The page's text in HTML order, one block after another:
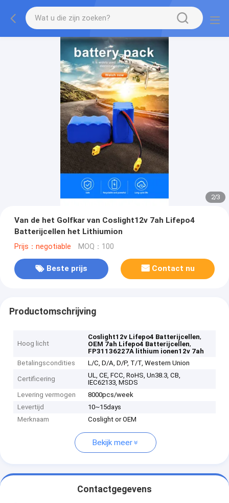
2/3
Van de het Golfkar van Coslight12v 7ah Lifepo4
Batterijcellen het Lithiumion
Prijs：negotiable MOQ：100
Beste prijs Contact nu
Productomschrijving
Hoog licht
Coslight12v Lifepo4 Batterijcellen,
OEM 7ah Lifepo4 Batterijcellen,
FP31136227A lithium ionen12v 7ah
Betalingscondities
L/C, D/A, D/P, T/T, Western Union
Certificering
UL, CE, FCC, RoHS, Un38.3, CB,
IEC62133, MSDS
Levering vermogen
8000pcs/week
Levertijd
10~15days
Merknaam
Coslight or OEM
Bekijk meer
Contactgegevens